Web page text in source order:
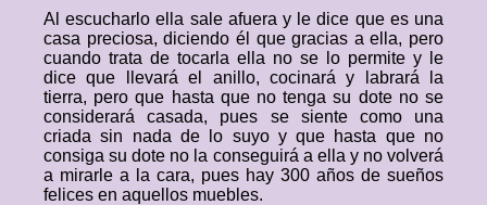
Al escucharlo ella sale afuera y le dice que es una
casa preciosa, diciendo él que gracias a ella, pero
cuando trata de tocarla ella no se lo permite y le
dice que llevará el anillo, cocinará y labrará la
tierra, pero que hasta que no tenga su dote no se
considerará casada, pues se siente como una
criada sin nada de lo suyo y que hasta que no
consiga su dote no la conseguirá a ella y no volverá
a mirarle a la cara, pues hay 300 años de sueños
felices en aquellos muebles.